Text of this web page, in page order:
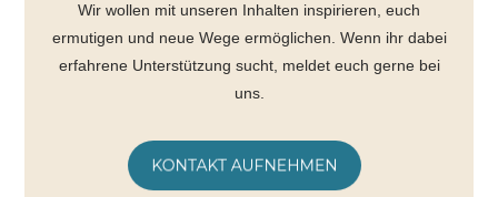
Wir wollen mit unseren Inhalten inspirieren, euch
ermutigen und neue Wege ermöglichen. Wenn ihr dabei
erfahrene Unterstützung sucht, meldet euch gerne bei
uns.